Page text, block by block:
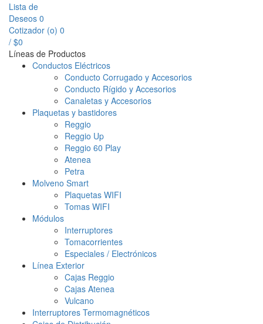
Lista de
Deseos 0
Cotizador (o) 0
/ $0
Líneas de Productos
Conductos Eléctricos
Conducto Corrugado y Accesorios
Conducto Rígido y Accesorios
Canaletas y Accesorios
Plaquetas y bastidores
Reggio
Reggio Up
Reggio 60 Play
Atenea
Petra
Molveno Smart
Plaquetas WIFI
Tomas WIFI
Módulos
Interruptores
Tomacorrientes
Especiales / Electrónicos
Línea Exterior
Cajas Reggio
Cajas Atenea
Vulcano
Interruptores Termomagnéticos